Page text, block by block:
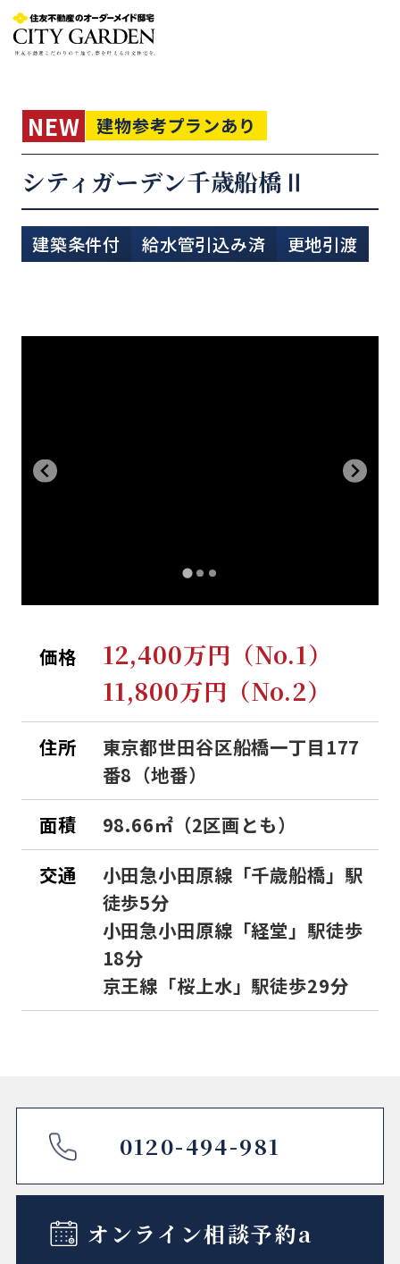
NEW 建物参考プランあり
シティガーデン千歳船橋Ⅱ
建築条件付 給水管引込み済 更地引渡
価格
12,400万円（No.1）
11,800万円（No.2）
住所
東京都世田谷区船橋一丁目177
番8（地番）
面積
98.66㎡（2区画とも）
交通
小田急小田原線「千歳船橋」駅
徒歩5分
小田急小田原線「経堂」駅徒歩
18分
京王線「桜上水」駅徒歩29分
0120-494-981
オンライン相談予約a